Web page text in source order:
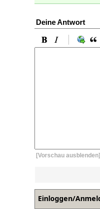
Deine Antwort
[Vorschau ausblenden]